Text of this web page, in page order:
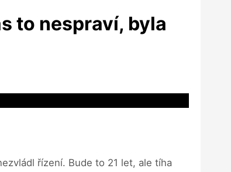
to nespraví, byla
řízení. Bude to 21 let, ale tíha